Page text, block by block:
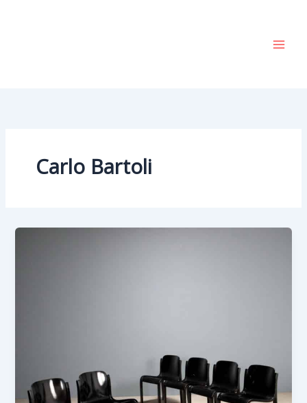
Carlo Bartoli